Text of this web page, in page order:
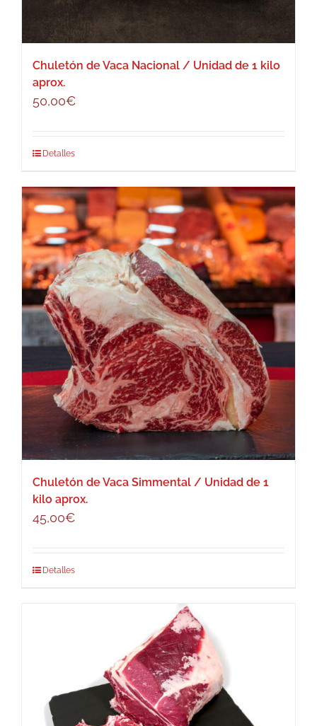
Chuletón de Vaca Nacional / Unidad de 1 kilo
aprox.
50,00€
Detalles
Chuletón de Vaca Simmental / Unidad de 1
kilo aprox.
45,00€
Detalles